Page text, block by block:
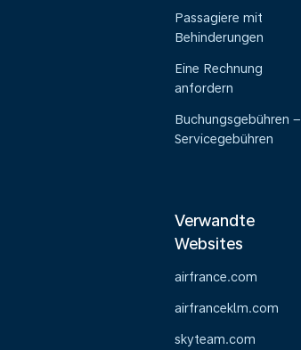
Passagiere mit
Behinderungen
Eine Rechnung
anfordern
Buchungsgebühren –
Servicegebühren
Verwandte
Websites
airfrance.com
airfranceklm.com
skyteam.com